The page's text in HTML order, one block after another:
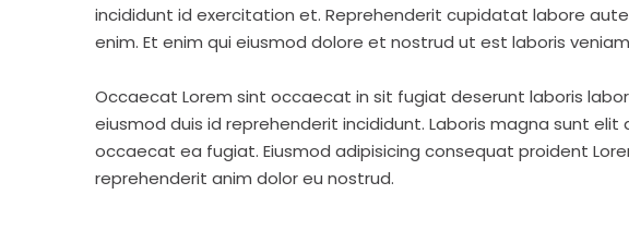
incididunt id exercitation et. Reprehenderit cupidatat labore
enim. Et enim qui eiusmod dolore et nostrud ut est laboris
Occaecat Lorem sint occaecat in sit fugiat deserunt laboris
eiusmod duis id reprehenderit incididunt. Laboris magna sunt
occaecat ea fugiat. Eiusmod adipisicing consequat proident
reprehenderit anim dolor eu nostrud.